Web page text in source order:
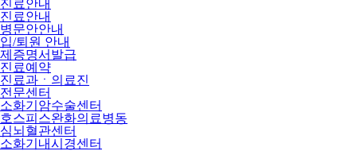
진료안내
진료안내
병문안안내
입/퇴원 안내
제증명서발급
진료예약
진료과ㆍ의료진
전문센터
소화기암수술센터
호스피스완화의료병동
심뇌혈관센터
소화기내시경센터